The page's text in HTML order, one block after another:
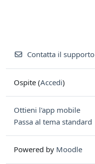
Contatta il supporto
Ospite (Accedi)
Ottieni l'app mobile
Passa al tema standard
Powered by Moodle